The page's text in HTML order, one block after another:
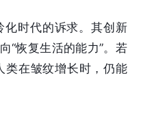
时代的诉求。其创新
“恢复生活的能力”。若
类在皱纹增长时，仍能